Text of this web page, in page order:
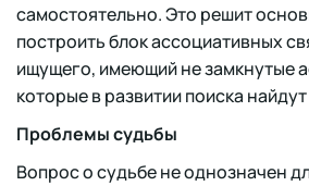
самостоятельно. Это решит
построить блок ассоциативных
ищущего, имеющий не замкнутые
которые в развитии поиска
Проблемы судьбы
Вопрос о судьбе не однозначен